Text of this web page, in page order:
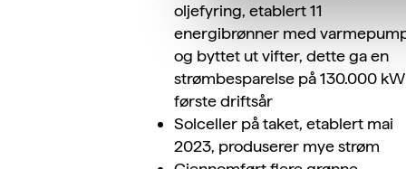
oljefyring, etablert 11
energibrønner med
og byttet ut vifter, dette ga en
strømbesparelse på 130.000
første driftsår
Solceller på taket, etablert mai
2023, produserer mye strøm